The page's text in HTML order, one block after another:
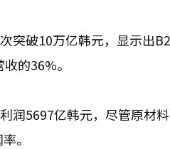
突破10万亿韩元，显示出
的36%。
润5697亿韩元，尽管原材
。